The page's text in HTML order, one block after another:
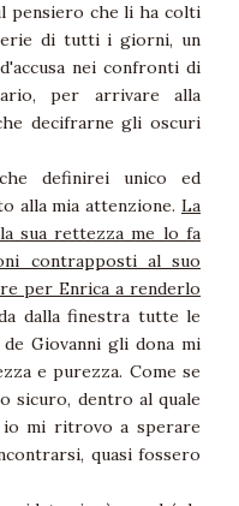
pensiero che li ha colti
di tutti i giorni, un
nei confronti di
per arrivare alla
decifrarne gli oscuri
definirei unico ed
alla mia attenzione. La
sua rettezza me lo fa
contrapposti al suo
per Enrica a renderlo
dalla finestra tutte le
Giovanni gli dona mi
e purezza. Come se
sicuro, dentro al quale
io mi ritrovo a sperare
quasi fossero